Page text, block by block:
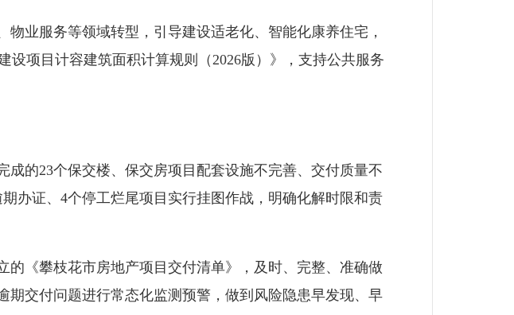
业服务等领域转型，引导建设适老化、智能化康养住宅，
设项目计容建筑面积计算规则（2026版）》，支持公共服务
的23个保交楼、保交房项目配套设施不完善、交付质量不
办证、4个停工烂尾项目实行挂图作战，明确化解时限和责
《攀枝花市房地产项目交付清单》，及时、完整、准确做
交付问题进行常态化监测预警，做到风险隐患早发现、早